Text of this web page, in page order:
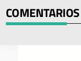
COMENTARIOS